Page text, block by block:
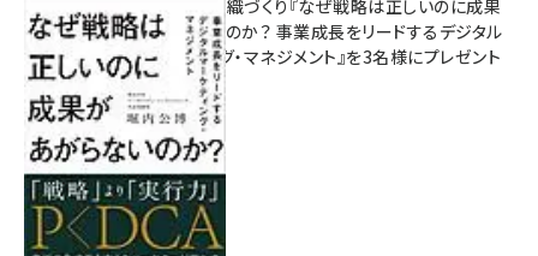
成果を生む組織づくり『なぜ戦略は正しいのに成果
があがらないのか？ 事業成長をリードするデジタル
マーケティング・マネジメント』を3名様にプレゼント
10:00